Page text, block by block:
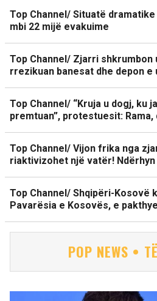
Top Channel/ Situatë
mbi 22 mijë evakuime
Top Channel/ Zjarri
rrezikuan banesat dhe depon e
Top Channel/ “Kruja u dogj, ku
premtuan”, protestuesit:
Top Channel/ Vijon frika nga
riaktivizohet një vatër!
Top Channel/ Shqipëri-Kosovë
Pavarësia e Kosovës, e
POP NEWS •